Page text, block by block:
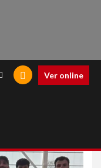
Ver online